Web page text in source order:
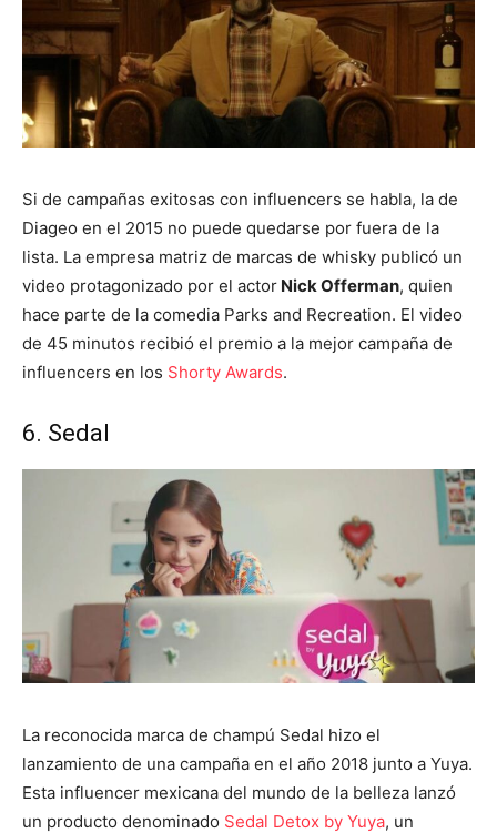
Si de campañas exitosas con influencers se habla, la de
Diageo en el 2015 no puede quedarse por fuera de la
lista. La empresa matriz de marcas de whisky publicó un
video protagonizado por el actor Nick Offerman, quien
hace parte de la comedia Parks and Recreation. El video
de 45 minutos recibió el premio a la mejor campaña de
influencers en los Shorty Awards.
6. Sedal
La reconocida marca de champú Sedal hizo el
lanzamiento de una campaña en el año 2018 junto a Yuya.
Esta influencer mexicana del mundo de la belleza lanzó
un producto denominado Sedal Detox by Yuya, un